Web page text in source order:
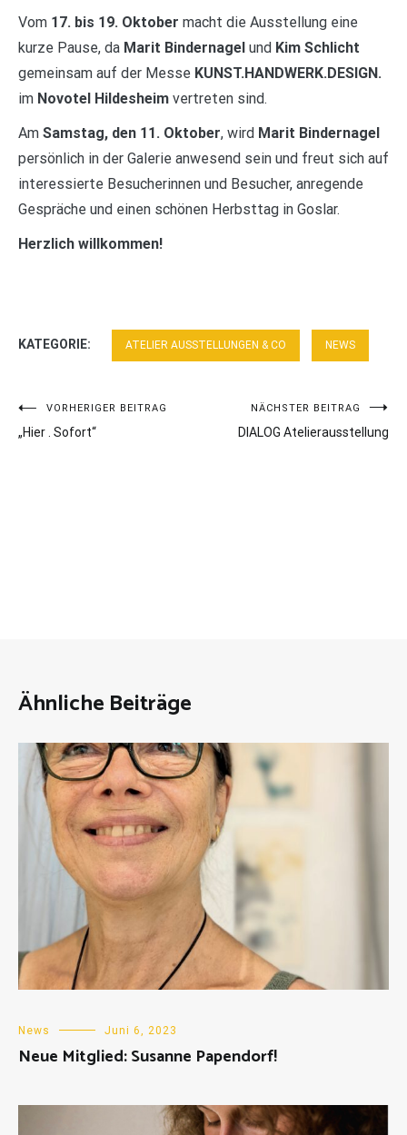
Vom 17. bis 19. Oktober macht die Ausstellung eine
kurze Pause, da Marit Bindernagel und Kim Schlicht
gemeinsam auf der Messe KUNST.HANDWERK.DESIGN.
im Novotel Hildesheim vertreten sind.
Am Samstag, den 11. Oktober, wird Marit Bindernagel
persönlich in der Galerie anwesend sein und freut sich auf
interessierte Besucherinnen und Besucher, anregende
Gespräche und einen schönen Herbsttag in Goslar.
Herzlich willkommen!
KATEGORIE: ATELIER AUSSTELLUNGEN & CO NEWS
Beitrags-
Navigation
VORHERIGER BEITRAG
„Hier . Sofort“
NÄCHSTER BEITRAG
DIALOG Atelierausstellung
Ähnliche Beiträge
News Juni 6, 2023
Neue Mitglied: Susanne Papendorf!